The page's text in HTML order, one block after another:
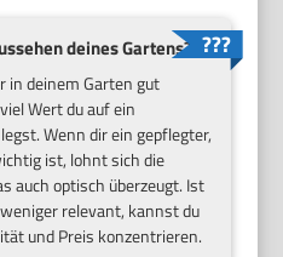
deines Gartens?
in deinem Garten gut
Wert du auf ein
Wenn dir ein gepflegter,
ist, lohnt sich die
auch optisch überzeugt. Ist
relevant, kannst du
und Preis konzentrieren.